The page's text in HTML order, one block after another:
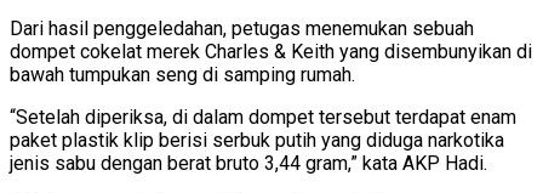
Dari hasil penggeledahan, petugas menemukan sebuah
dompet cokelat merek Charles & Keith yang disembunyikan di
bawah tumpukan seng di samping rumah.
“Setelah diperiksa, di dalam dompet tersebut terdapat enam
paket plastik klip berisi serbuk putih yang diduga narkotika
jenis sabu dengan berat bruto 3,44 gram,” kata AKP Hadi.